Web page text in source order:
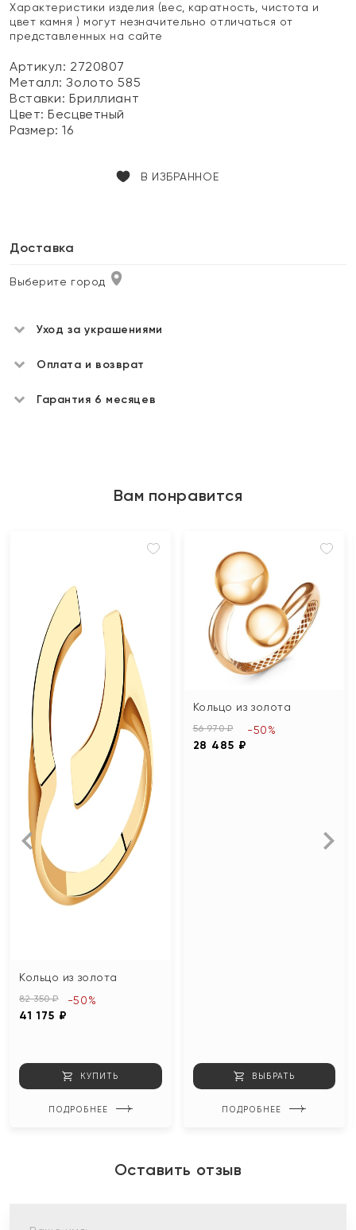
Характеристики изделия (вес, каратность, чистота и
цвет камня ) могут незначительно отличаться от
представленных на сайте
Артикул: 2720807
Металл:Золото 585
Вставки:Бриллиант
Цвет:Бесцветный
Размер:16
В ИЗБРАННОЕ
Доставка
Выберите город
Уход за украшениями
Оплата и возврат
Гарантия 6 месяцев
Вам понравится
Кольцо из золота
82 350 ₽
41 175 ₽
-50%
КУПИТЬ
ПОДРОБНЕЕ
Кольцо из золота
56 970 ₽
28 485 ₽
-50%
ВЫБРАТЬ
ПОДРОБНЕЕ
Оставить отзыв